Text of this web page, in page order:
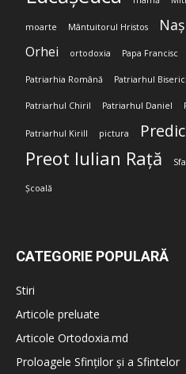
moarte Mântuitorul Hristos
Orhei ortodoxia Papa Francisc
Patriarhia Română Patriarhul
Patriarhul Chiril Patriarhul Daniel
Patriarhul Kirill pictura
Preot Iulian Rață
Școală
CATEGORIE POPULARĂ
Stiri
Articole preluate
Articole Ortodoxia.md
Proloagele Sfinților și a Sfintelor